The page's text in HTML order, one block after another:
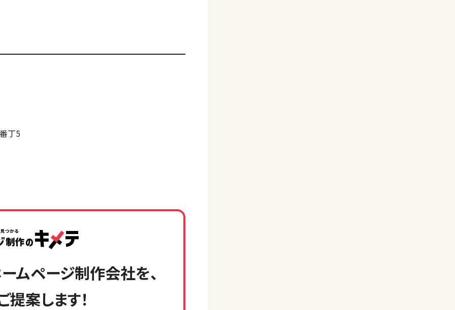
丁5
ムページ制作会社を、
提案します！